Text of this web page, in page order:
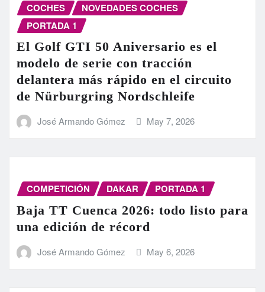
COCHES
NOVEDADES COCHES
PORTADA 1
El Golf GTI 50 Aniversario es el
modelo de serie con tracción
delantera más rápido en el circuito
de Nürburgring Nordschleife
José Armando Gómez May 7, 2026
COMPETICIÓN DAKAR PORTADA 1
Baja TT Cuenca 2026: todo listo para
una edición de récord
José Armando Gómez May 6, 2026